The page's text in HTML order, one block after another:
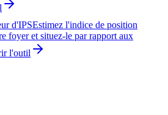
d'IPSEstimez l'indice de position
foyer et situez-le par rapport aux
l'outil